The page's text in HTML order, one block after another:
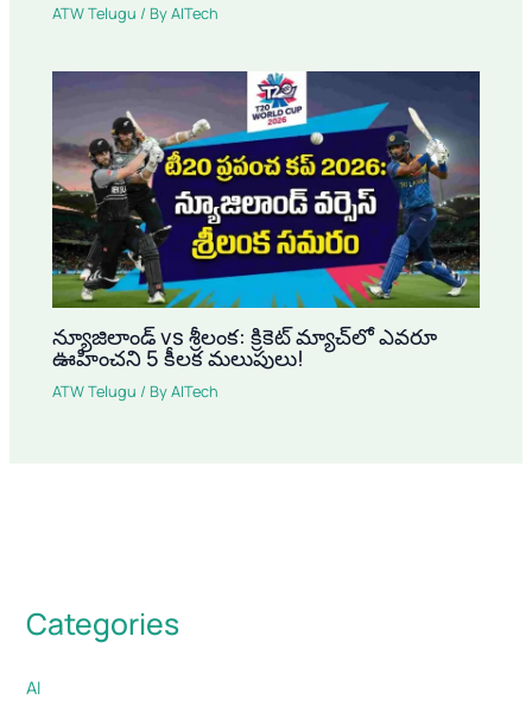
ATW Telugu / ByAITech
న్యూజిలాండ్ vs శ్రీలంక: క్రికెట్ మ్యాచ్‌లో ఎవరూ
ఊహించని 5 కీలక మలుపులు!
ATW Telugu / ByAITech
Categories
AI